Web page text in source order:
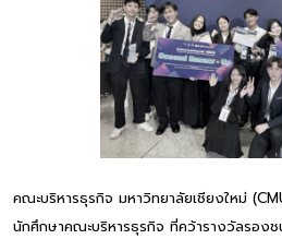
คณะบริหารธุรกิจ มหาวิทยาลัยเชียงใหม่
นักศึกษาคณะบริหารธุรกิจ ที่คว้ารางวัลรองช